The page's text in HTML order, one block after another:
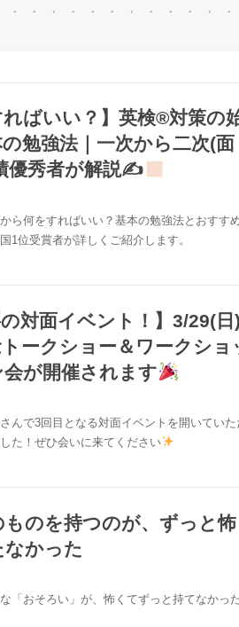
ればいい？】英検®対策の
勉強法｜一次から二次(面
優秀者が解説✍
ら何をすればいい？基本の勉強法とおすす
1位受賞者が詳しくご紹介します。
の対面イベント！】3/29(日)
ークショー＆ワークショ
が開催されます
んで3回目となる対面イベントを開いていた
た！ぜひ会いに来てください
のを持つのが、ずっと怖
なかった
「おそろい」が、怖くてずっと持てなかっ